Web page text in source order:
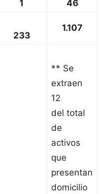
1
46
233
1.107
** Se
extraen
12
del total
de
activos
que
presentan
domicilio